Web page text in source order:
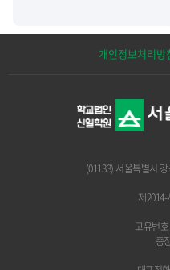
개인정보처리방
(01133) 서울특별시
제
고유번
총